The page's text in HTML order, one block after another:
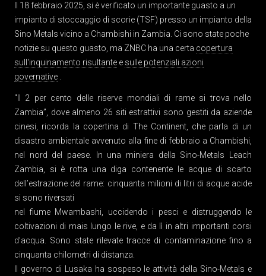
Il 18 febbraio 2025, si è verificato un importante guasto a un
impianto di stoccaggio di scorie (TSF) presso un impianto della
Sino Metals vicino a Chambishi in Zambia. Ci sono state poche
notizie su questo guasto, ma ZNBC ha una certa copertura
sull'inquinamento risultante e sulle potenziali azioni
governative
"Il 2 per cento delle riserve mondiali di rame si trova nello
Zambia”, dove almeno 26 siti estrattivi sono gestiti da aziende
cinesi, ricorda la copertina di The Continent, che parla di un
disastro ambientale avvenuto alla fine di febbraio a Chambishi,
nel nord del paese. In una miniera della Sino-Metals Leach
Zambia, si è rotta una diga contenente le acque di scarto
dell’estrazione del rame: cinquanta milioni di litri di acque acide
si sono riversati
nel fiume Mwambashi, uccidendo i pesci e distruggendo le
coltivazioni di mais lungo le rive, e da lì in altri importanti corsi
d’acqua. Sono state rilevate tracce di contaminazione fino a
cinquanta chilometri di distanza.
Il governo di Lusaka ha sospeso le attività della Sino-Metals e